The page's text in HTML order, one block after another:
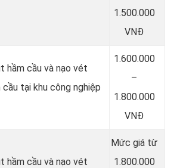
1.500.000
VNĐ
hầm cầu và nạo vét
tại khu công nghiệp
1.600.000
–
1.800.000
VNĐ
hầm cầu và nạo vét
Mức giá từ
1.800.000